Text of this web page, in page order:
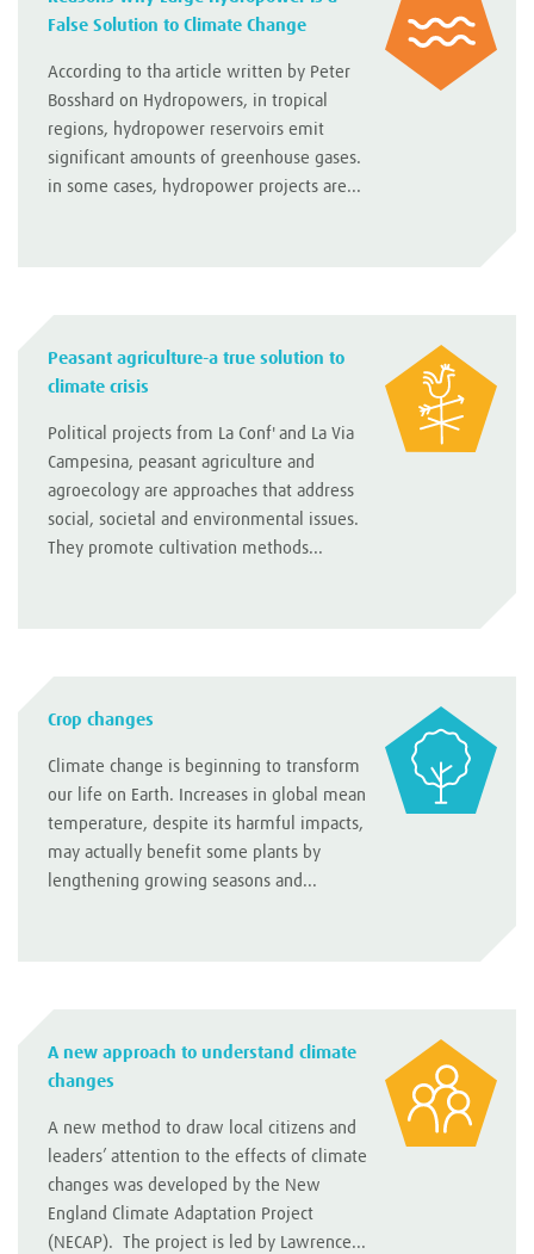
False Solution to Climate Change
According to tha article written by Peter
Bosshard on Hydropowers, in tropical
regions, hydropower reservoirs emit
significant amounts of greenhouse gases.
in some cases, hydropower projects are...
Peasant agriculture-a true solution to
climate crisis
Political projects from La Conf' and La Via
Campesina, peasant agriculture and
agroecology are approaches that address
social, societal and environmental issues.
They promote cultivation methods...
Crop changes
Climate change is beginning to transform
our life on Earth. Increases in global mean
temperature, despite its harmful impacts,
may actually benefit some plants by
lengthening growing seasons and...
A new approach to understand climate
changes
A new method to draw local citizens and
leaders’ attention to the effects of climate
changes was developed by the New
England Climate Adaptation Project
(NECAP). The project is led by Lawrence...